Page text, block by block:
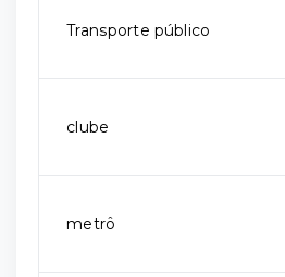
Transporte público
clube
metrô